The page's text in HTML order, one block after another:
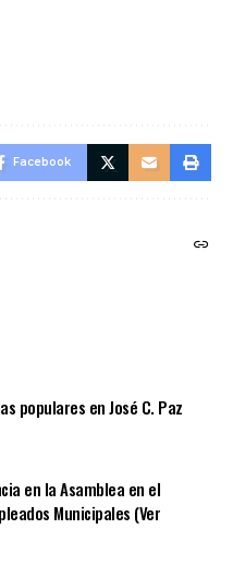
Facebook
populares en José C. Paz
en la Asamblea en el
Municipales (Ver